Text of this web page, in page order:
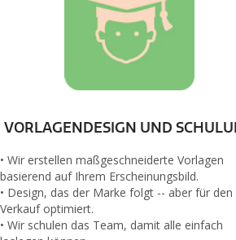
VORLAGENDESIGN UND
• Wir erstellen maßgeschneiderte Vorlagen
basierend auf Ihrem Erscheinungsbild.
• Design, das der Marke folgt -- aber für den
Verkauf optimiert.
• Wir schulen das Team, damit alle einfach